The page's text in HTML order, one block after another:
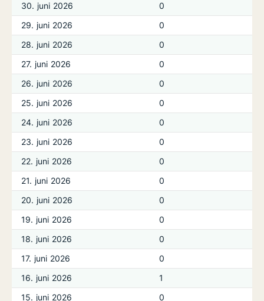
30. juni 2026
0
29. juni 2026
0
28. juni 2026
0
27. juni 2026
0
26. juni 2026
0
25. juni 2026
0
24. juni 2026
0
23. juni 2026
0
22. juni 2026
0
21. juni 2026
0
20. juni 2026
0
19. juni 2026
0
18. juni 2026
0
17. juni 2026
0
16. juni 2026
1
15. juni 2026
0